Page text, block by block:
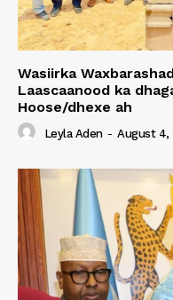
Wasiirka
Laascaanood ka
Hoose/dhexe ah
Leyla Aden - August 4,